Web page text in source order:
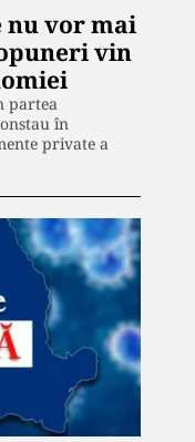
nu vor mai
vin
partea
în
private a